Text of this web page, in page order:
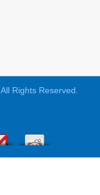
. All Rights Reserved.